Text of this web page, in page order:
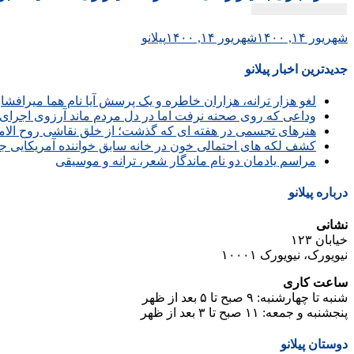
شهریور ۱۴, ۱۴۰۰ شهریور ۱۴, ۱۴۰۰ پیلانو
جدیدترین اخبار پیلانو
لغو هزار ترانه، هزاران خاطره و یک پرسش آیا نام هما
وداعی که روی صحنه نرفت اما در دل مردم ماند آرزوی
هنرهای تجسمی در هفته ای که گذشت؛ از خلق نقاشی روح
کشف لکه های احتمالی خون در خانه سابق خواننده آمریکایی
مراسم یادمان دو نام ماندگار شعر، ترانه و موسیقی
درباره پیلانو
نشانی
خیابان ۱۲۳
نیویورک، نیویورک ۱۰۰۰۱
ساعت کاری
شنبه تا چهارشنبه: ۹ صبح تا ۵ بعد از ظهر
پنجشنبه و جمعه: ۱۱ صبح تا ۳ بعد از ظهر
دوستان پیلانو